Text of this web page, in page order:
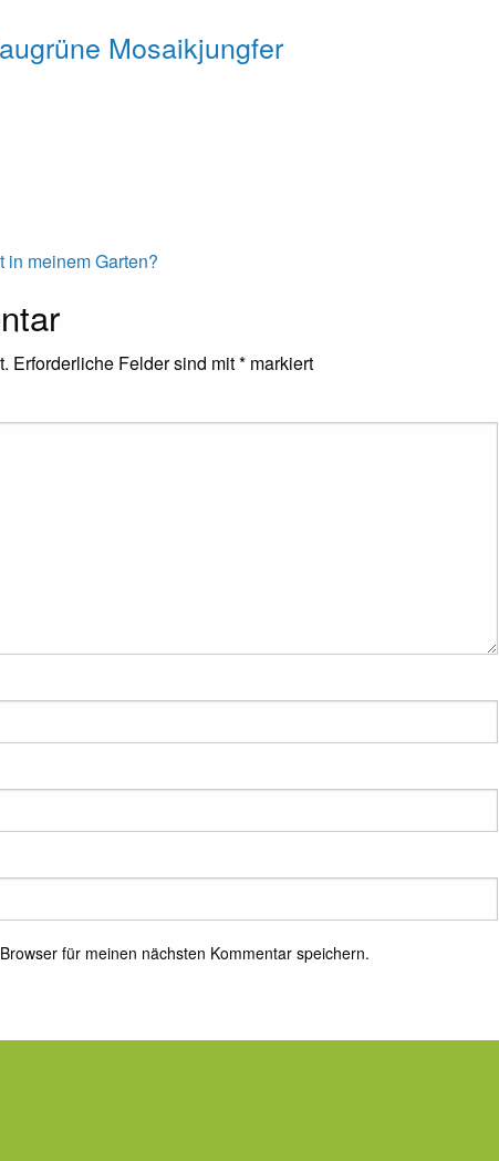
Mosaikjungfer
in meinem Garten?
Erforderliche Felder sind mit* markiert
für meinen nächsten Kommentar speichern.